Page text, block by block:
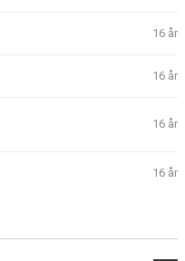
16 år
16 år
16 år
16 år